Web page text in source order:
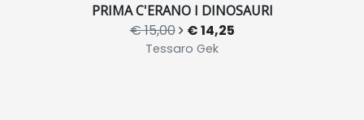
PRIMA C'ERANO I DINOSAURI
€ 15,00 € 14,25
Tessaro Gek